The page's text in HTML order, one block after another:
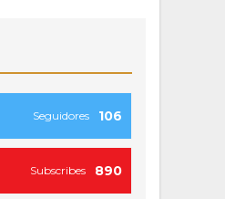
106
Seguidores
890
Subscribes